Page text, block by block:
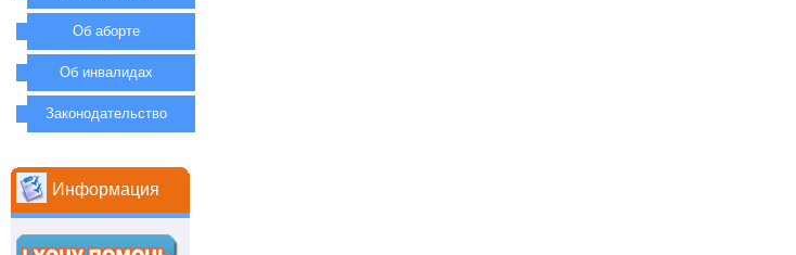
Об аборте
Об инвалидах
Законодательство
Информация